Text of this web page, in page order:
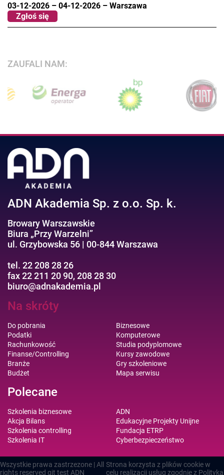
03-12-2026 – 04-12-2026 – Warszawa
Zgłoś się
ZAUFALI NAM:
ADN Akademia Sp. z o.o. Sp. k.
Browary Warszawskie
Biura „Przy Warzelni”
ul. Grzybowska 56 | 00-844 Warszawa
tel. 22 208 28 26
fax 22 211 20 90, 208 28 30
biuro@adnakademia.pl
Na skróty
Do pobrania
Podatki
Rachunkowość
Finanse/Controlling
Branże
Budżet
Biznesowe
Komputerowe
Studia podyplomowe
Kursy zawodowe
Gry szkoleniowe
Mapa serwisu
Polecane
Szkolenia biznesowe
Akcja Bilans
Szkolenia controlling
Szkolenia IT
ADN
Edukacyjne Projekty Unijne
Fundacja ETRP
Cyberbezpieczeństwo
Wszystkie prawa zastrzezone | All
rights reserved git test ADN
Strona korzysta z plików cookie w
celu realizacji usług zgodnie z Polityką